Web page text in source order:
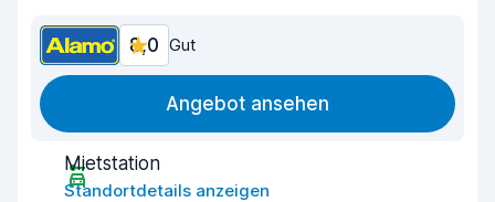
8,0 Gut
Angebot ansehen
Mietstation
Standortdetails anzeigen